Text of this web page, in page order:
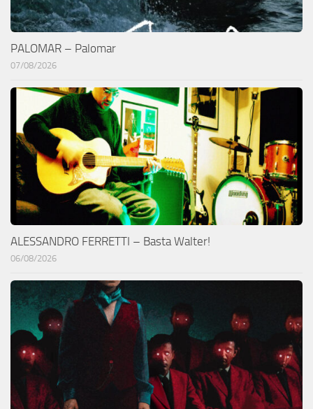
PALOMAR – Palomar
07/08/2026
ALESSANDRO FERRETTI – Basta Walter!
06/08/2026